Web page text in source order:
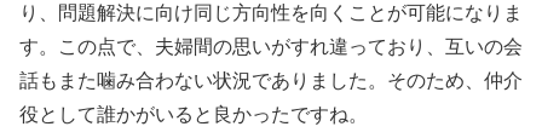
り、問題解決に向け同じ方向性を向くことが可能になりま
す。この点で、夫婦間の思いがすれ違っており、互いの会
話もまた噛み合わない状況でありました。そのため、仲介
役として誰かがいると良かったですね。